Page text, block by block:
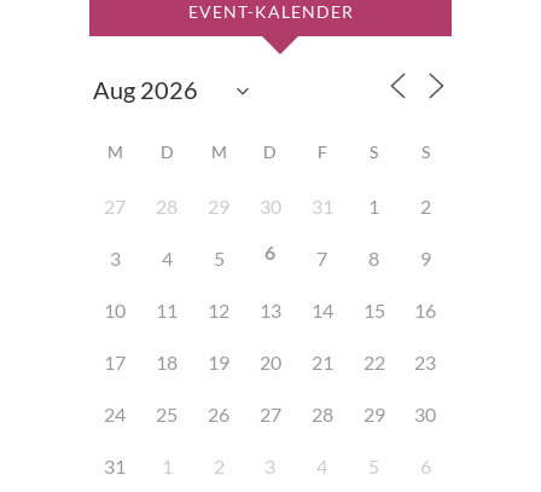
EVENT-KALENDER
M D M D F S S
27 28 29 30 31 1 2
3 4 5 6 7 8 9
10 11 12 13 14 15 16
17 18 19 20 21 22 23
24 25 26 27 28 29 30
31 1 2 3 4 5 6